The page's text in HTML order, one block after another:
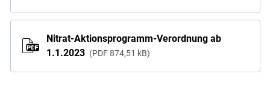
Nitrat-Aktionsprogramm-Verordnung ab
1.1.2023
PDF 874,51 kB